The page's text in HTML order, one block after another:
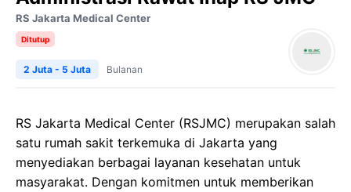
RS Jakarta Medical Center
Ditutup
2 Juta - 5 Juta Bulanan
RS Jakarta Medical Center (RSJMC) merupakan salah
satu rumah sakit terkemuka di Jakarta yang
menyediakan berbagai layanan kesehatan untuk
masyarakat. Dengan komitmen untuk memberikan